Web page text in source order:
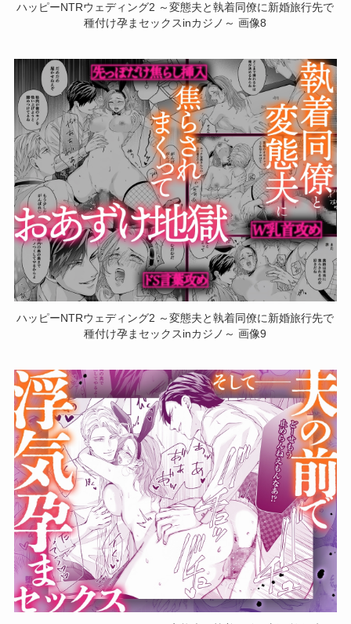
ハッピーNTRウェディング2 ～変態夫と執着同僚に新婚旅行先で
種付け孕まセックスinカジノ～ 画像8
ハッピーNTRウェディング2 ～変態夫と執着同僚に新婚旅行先で
種付け孕まセックスinカジノ～ 画像9